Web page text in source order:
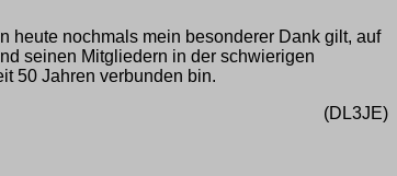
heute nochmals mein besonderer Dank gilt, auf
seinen Mitgliedern in der schwierigen
50 Jahren verbunden bin.
(DL3JE)